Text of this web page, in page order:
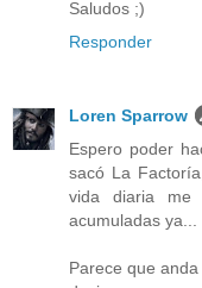
Saludos ;)
Responder
Loren Sparrow
Espero poder
sacó La
vida diaria me
acumuladas ya...
Parece que